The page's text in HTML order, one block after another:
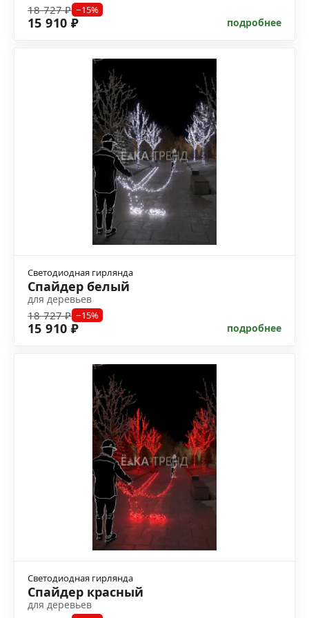
18 727 ₽ −15%
15 910 ₽ подробнее
Светодиодная гирлянда
Спайдер белый
для деревьев
18 727 ₽ −15%
15 910 ₽ подробнее
Светодиодная гирлянда
Спайдер красный
для деревьев